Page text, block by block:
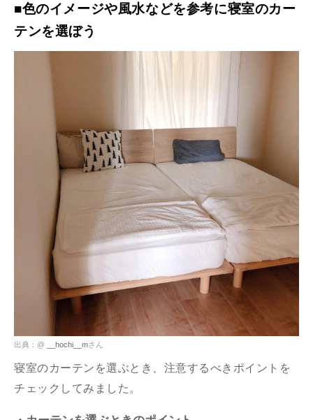
■色のイメージや風水などを参考に寝室のカー
テンを選ぼう
出典：@ __hochi__mさん
寝室のカーテンを選ぶとき、注意するべきポイントを
チェックしてみました。